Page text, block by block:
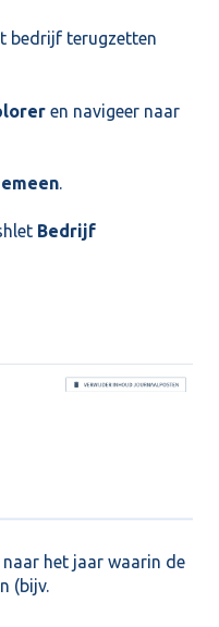
bedrijf terugzetten
en navigeer naar
.
Bedrijf
naar het jaar waarin de
worden (bijv.